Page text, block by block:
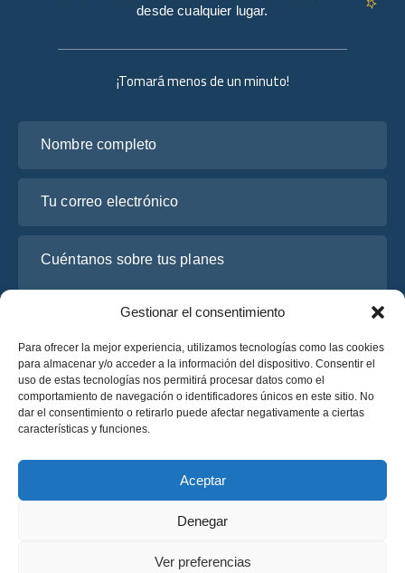
Gestionar el consentimiento
Para ofrecer la mejor experiencia, utilizamos tecnologías como las cookies
para almacenar y/o acceder a la información del dispositivo. Consentir el
uso de estas tecnologías nos permitirá procesar datos como el
comportamiento de navegación o identificadores únicos en este sitio. No
dar el consentimiento o retirarlo puede afectar negativamente a ciertas
características y funciones.
Aceptar
Denegar
Ver preferencias
¡Tomará menos de un minuto!
He leído y acepto la
Solicite un presupuesto
Solicite un presupuesto
desde cualquier lugar.